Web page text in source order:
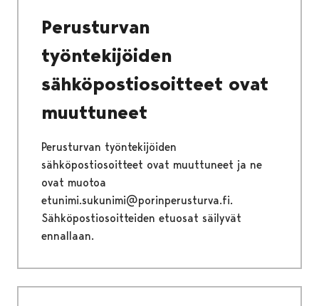
Perusturvan
työntekijöiden
sähköpostiosoitteet ovat
muuttuneet
Perusturvan työntekijöiden
sähköpostiosoitteet ovat muuttuneet ja ne
ovat muotoa
etunimi.sukunimi@porinperusturva.fi.
Sähköpostiosoitteiden etuosat säilyvät
ennallaan.